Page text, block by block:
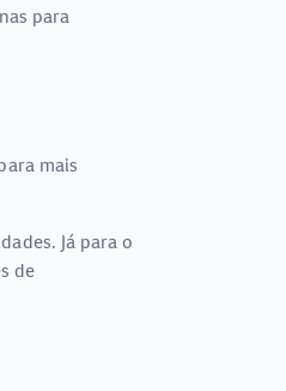
para
mais
Já para o
de